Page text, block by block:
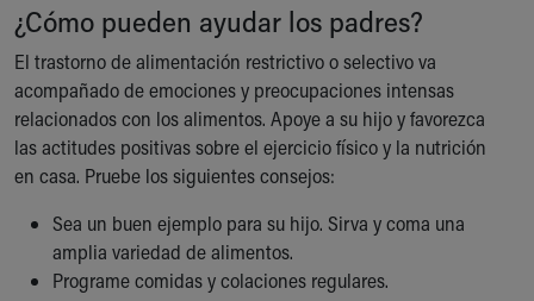
¿Cómo pueden ayudar los padres?
El trastorno de alimentación restrictivo o selectivo va
acompañado de emociones y preocupaciones intensas
relacionados con los alimentos. Apoye a su hijo y favorezca
las actitudes positivas sobre el ejercicio físico y la nutrición
en casa. Pruebe los siguientes consejos:
Sea un buen ejemplo para su hijo. Sirva y coma una
amplia variedad de alimentos.
Programe comidas y colaciones regulares.